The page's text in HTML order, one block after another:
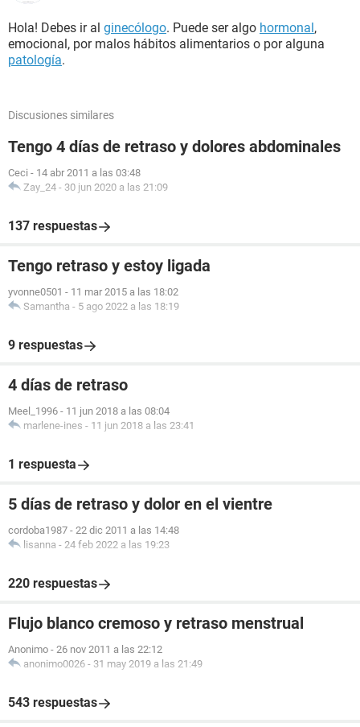
Hola! Debes ir al ginecólogo. Puede ser algo hormonal,
emocional, por malos hábitos alimentarios o por alguna
patología.
Discusiones similares
Tengo 4 días de retraso y dolores abdominales
Ceci - 14 abr 2011 a las 03:48
Zay_24 - 30 jun 2020 a las 21:09
137 respuestas
Tengo retraso y estoy ligada
yvonne0501 - 11 mar 2015 a las 18:02
Samantha - 5 ago 2022 a las 18:19
9 respuestas
4 días de retraso
Meel_1996 - 11 jun 2018 a las 08:04
marlene-ines - 11 jun 2018 a las 23:41
1 respuesta
5 días de retraso y dolor en el vientre
cordoba1987 - 22 dic 2011 a las 14:48
lisanna - 24 feb 2022 a las 19:23
220 respuestas
Flujo blanco cremoso y retraso menstrual
Anonimo - 26 nov 2011 a las 22:12
anonimo0026 - 31 may 2019 a las 21:49
543 respuestas